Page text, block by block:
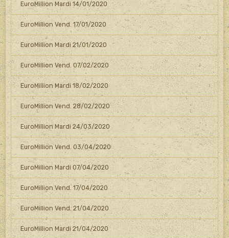
EuroMillion Mardi 14/01/2020
EuroMillion Vend. 17/01/2020
EuroMillion Mardi 21/01/2020
EuroMillion Vend. 07/02/2020
EuroMillion Mardi 18/02/2020
EuroMillion Vend. 28/02/2020
EuroMillion Mardi 24/03/2020
EuroMillion Vend. 03/04/2020
EuroMillion Mardi 07/04/2020
EuroMillion Vend. 17/04/2020
EuroMillion Vend. 21/04/2020
EuroMillion Mardi 21/04/2020